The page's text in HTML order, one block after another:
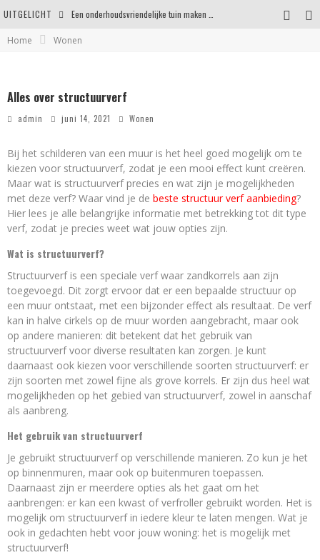
UITGELICHT
Home Wonen
Alles over structuurverf
admin juni 14, 2021 Wonen
Bij het schilderen van een muur is het heel goed mogelijk om te
kiezen voor structuurverf, zodat je een mooi effect kunt creëren.
Maar wat is structuurverf precies en wat zijn je mogelijkheden
met deze verf? Waar vind je de beste structuur verf aanbieding?
Hier lees je alle belangrijke informatie met betrekking tot dit type
verf, zodat je precies weet wat jouw opties zijn.
Wat is structuurverf?
Structuurverf is een speciale verf waar zandkorrels aan zijn
toegevoegd. Dit zorgt ervoor dat er een bepaalde structuur op
een muur ontstaat, met een bijzonder effect als resultaat. De verf
kan in halve cirkels op de muur worden aangebracht, maar ook
op andere manieren: dit betekent dat het gebruik van
structuurverf voor diverse resultaten kan zorgen. Je kunt
daarnaast ook kiezen voor verschillende soorten structuurverf: er
zijn soorten met zowel fijne als grove korrels. Er zijn dus heel wat
mogelijkheden op het gebied van structuurverf, zowel in aanschaf
als aanbreng.
Het gebruik van structuurverf
Je gebruikt structuurverf op verschillende manieren. Zo kun je het
op binnenmuren, maar ook op buitenmuren toepassen.
Daarnaast zijn er meerdere opties als het gaat om het
aanbrengen: er kan een kwast of verfroller gebruikt worden. Het is
mogelijk om structuurverf in iedere kleur te laten mengen. Wat je
ook in gedachten hebt voor jouw woning: het is mogelijk met
structuurverf!